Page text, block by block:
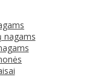
nagams